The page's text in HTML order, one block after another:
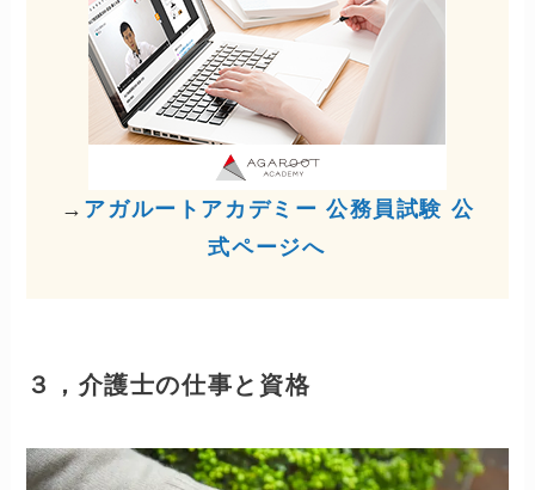
→ アガルートアカデミー 公務員試験 公
式ページへ
３，介護士の仕事と資格